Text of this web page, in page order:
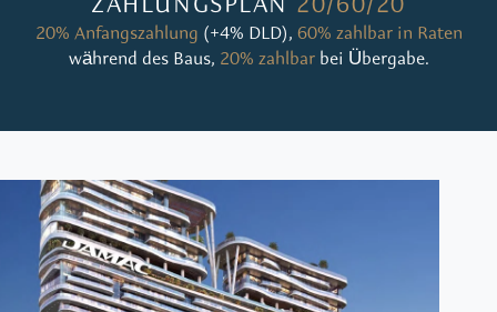
ZAHLUNGSPLAN 20/60/20
20% Anfangszahlung (+4% DLD), 60% zahlbar in Raten
während des Baus, 20% zahlbarbei Übergabe.